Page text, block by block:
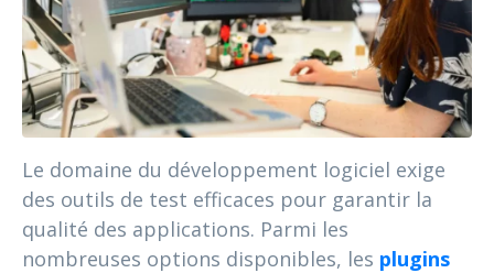
Le domaine du développement logiciel exige
des outils de test efficaces pour garantir la
qualité des applications. Parmi les
nombreuses options disponibles, les plugins